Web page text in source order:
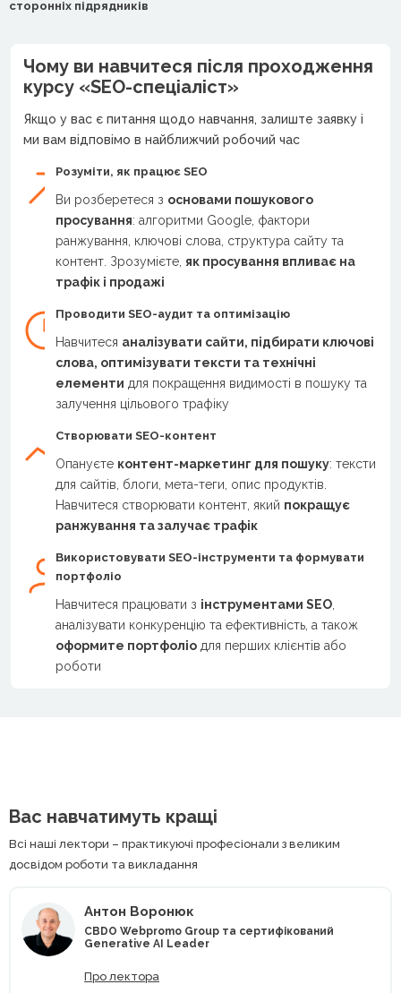
сторонніх підрядників
Чому ви навчитеся після проходження
курсу «SEO-спеціаліст»
Якщо у вас є питання щодо навчання, залиште заявку і
ми вам відповімо в найближчий робочий час
Розуміти, як працює SEO
Ви розберетеся з основами пошукового
просування: алгоритми Google, фактори
ранжування, ключові слова, структура сайту та
контент. Зрозумієте, як просування впливає на
трафік і продажі
Проводити SEO-аудит та оптимізацію
Навчитеся аналізувати сайти, підбирати ключові
слова, оптимізувати тексти та технічні
елементи для покращення видимості в пошуку та
залучення цільового трафіку
Створювати SEO-контент
Опануєте контент-маркетинг для пошуку: тексти
для сайтів, блоги, мета-теги, опис продуктів.
Навчитеся створювати контент, який покращує
ранжування та залучає трафік
Використовувати SEO-інструменти та формувати
портфоліо
Навчитеся працювати з інструментами SEO
аналізувати конкуренцію та ефективність, а також
оформите портфоліо для перших клієнтів або
роботи
Вас навчатимуть кращі
Всі наші лектори – практикуючі професіонали з великим
досвідом роботи та викладання
Антон Воронюк
CBDO Webpromo Group та сертифікований
Generative AI Leader
Про лектора